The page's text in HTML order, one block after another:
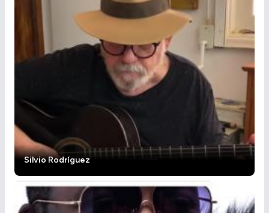
Silvio Rodríguez